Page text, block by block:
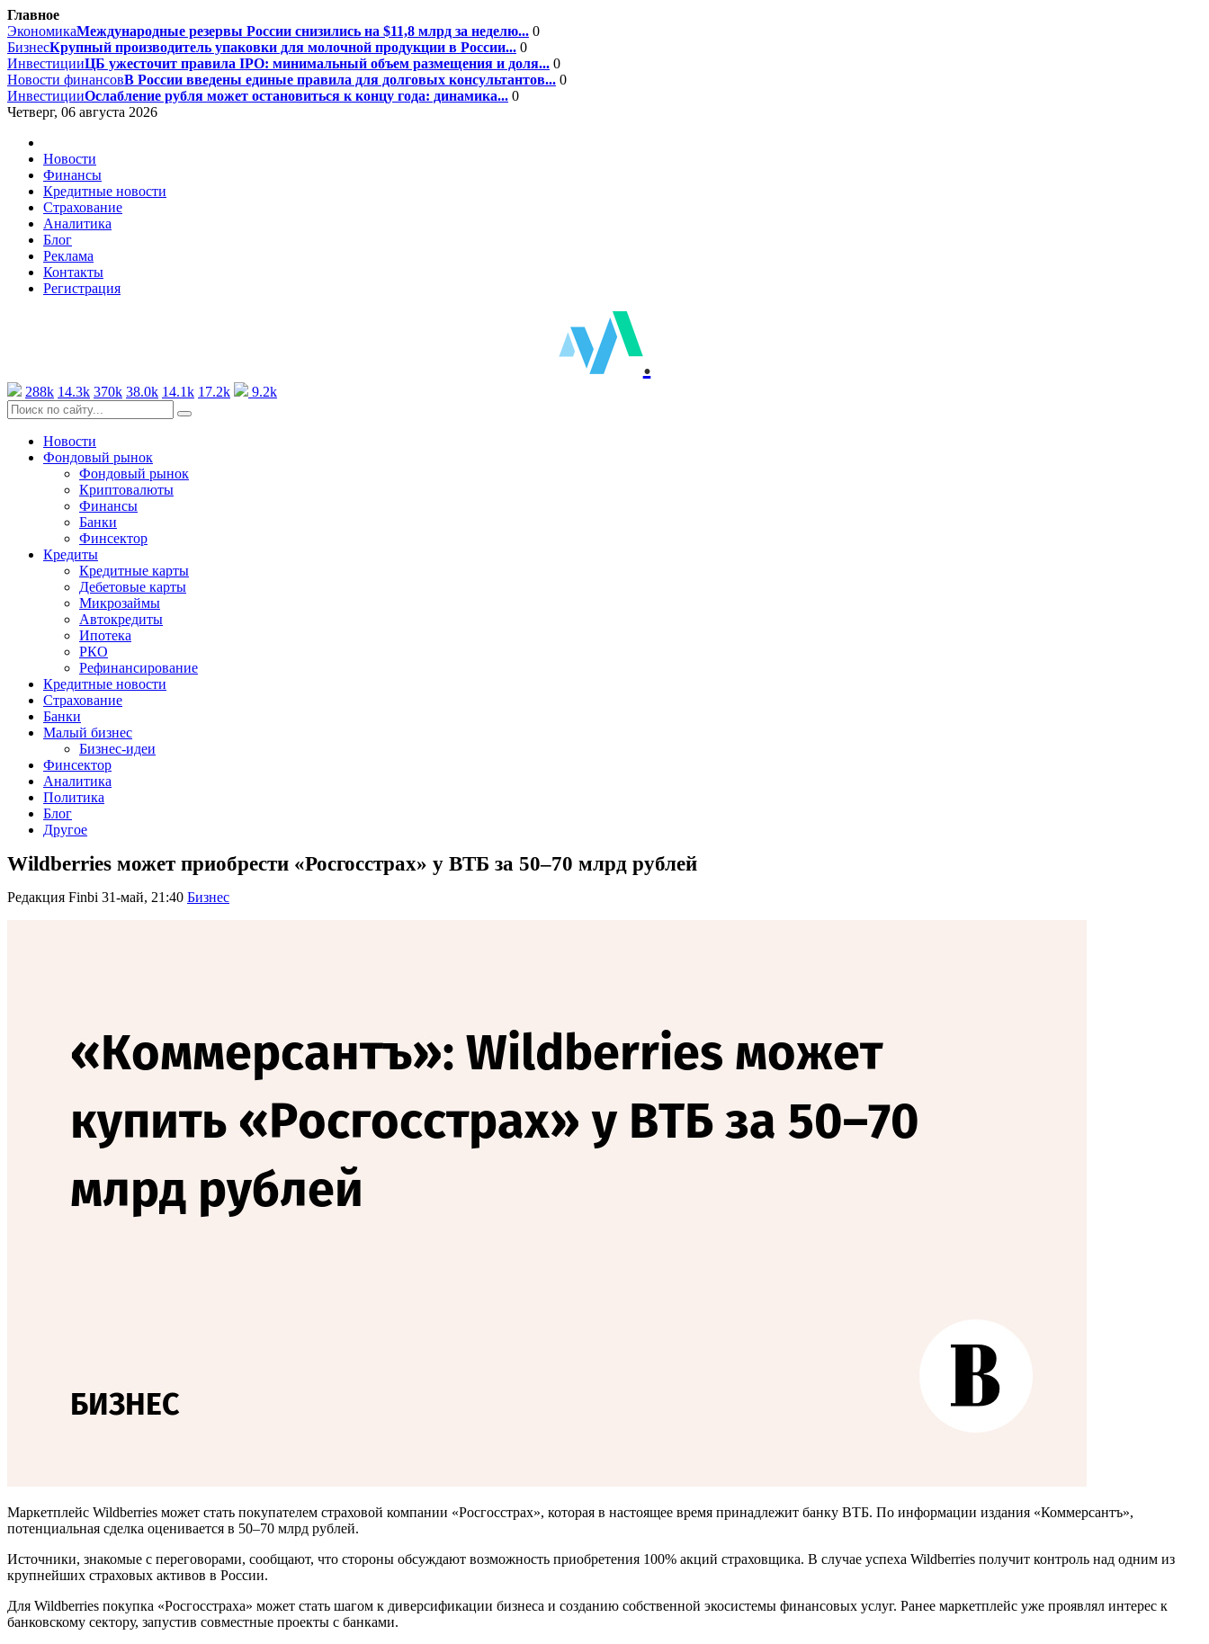
Главное
ЭкономикаМеждународные резервы России снизились на $11,8 млрд за неделю... 0
БизнесКрупный производитель упаковки для молочной продукции в России... 0
ИнвестицииЦБ ужесточит правила IPO: минимальный объем размещения и доля... 0
Новости финансовВ России введены единые правила для долговых консультантов... 0
ИнвестицииОслабление рубля может остановиться к концу года: динамика... 0
Четверг, 06 августа 2026
Новости
Финансы
Кредитные новости
Страхование
Аналитика
Блог
Реклама
Контакты
Регистрация
.
288k 14.3k 370k 38.0k 14.1k 17.2k 9.2k
Новости
Фондовый рынок
Фондовый рынок
Криптовалюты
Финансы
Банки
Финсектор
Кредиты
Кредитные карты
Дебетовые карты
Микрозаймы
Автокредиты
Ипотека
РКО
Рефинансирование
Кредитные новости
Страхование
Банки
Малый бизнес
Бизнес-идеи
Финсектор
Аналитика
Политика
Блог
Другое
Wildberries может приобрести «Росгосстрах» у ВТБ за 50–70 млрд рублей
Редакция Finbi 31-май, 21:40 Бизнес
Маркетплейс Wildberries может стать покупателем страховой компании «Росгосстрах», которая в настоящее время принадлежит банку ВТБ. По информации издания «Коммерсантъ»,
потенциальная сделка оценивается в 50–70 млрд рублей.
Источники, знакомые с переговорами, сообщают, что стороны обсуждают возможность приобретения 100% акций страховщика. В случае успеха Wildberries получит контроль над одним из
крупнейших страховых активов в России.
Для Wildberries покупка «Росгосстраха» может стать шагом к диверсификации бизнеса и созданию собственной экосистемы финансовых услуг. Ранее маркетплейс уже проявлял интерес к
банковскому сектору, запустив совместные проекты с банками.